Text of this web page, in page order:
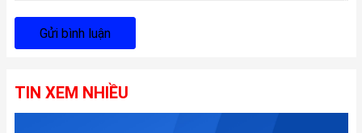
Gửi bình luận
TIN XEM NHIỀU